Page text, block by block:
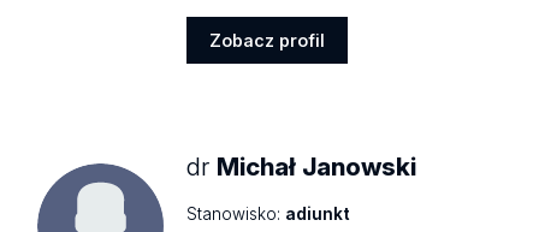
Zobacz profil
dr Michał Janowski
Stanowisko: adiunkt